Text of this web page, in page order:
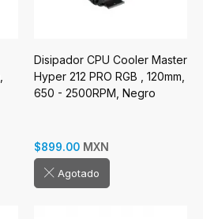
Disipador CPU Cooler Master
Hyper 212 PRO RGB , 120mm,
650 - 2500RPM, Negro
$899.00 MXN
Agotado